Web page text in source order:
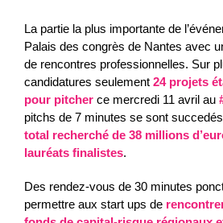
La partie la plus importante de
Palais des congrès de Nantes avec
de rencontres professionnelles. Sur
candidatures seulement 24 projets
pour pitcher ce mercredi 11 avril au
pitchs de 7 minutes se sont
total recherché de 38 millions
lauréats finalistes.
Des rendez-vous de 30 minutes
permettre aux start ups de